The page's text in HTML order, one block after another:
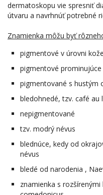
dermatoskopu vie spresniť
útvaru a navrhnúť potrebné
Znamienka môžu byť
pigmentové v úrovni
pigmentové
pigmentované s hustým
bledohnedé, tzv. café au
nepigmentované
tzv. modrý névus
blednúce, kedy od
névus
bledé od narodenia ,
znamienka s